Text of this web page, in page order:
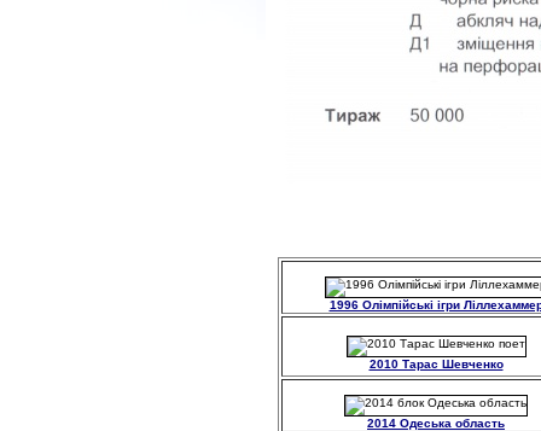
1996 Олімпійські ігри
2010 Тарас Шевченко
2014 Одеська область